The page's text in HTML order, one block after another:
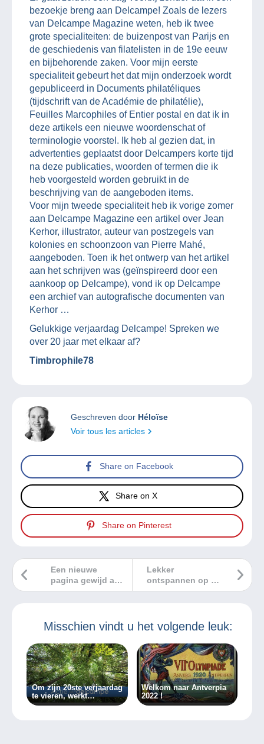
bezoekje breng aan Delcampe! Zoals de lezers
van Delcampe Magazine weten, heb ik twee
grote specialiteiten: de buizenpost van Parijs en
de geschiedenis van filatelisten in de 19e eeuw
en bijbehorende zaken. Voor mijn eerste
specialiteit gebeurt het dat mijn onderzoek wordt
gepubliceerd in Documents philatéliques
(tijdschrift van de Académie de philatélie),
Feuilles Marcophiles of Entier postal en dat ik in
deze artikels een nieuwe woordenschat of
terminologie voorstel. Ik heb al gezien dat, in
advertenties geplaatst door Delcampers korte tijd
na deze publicaties, woorden of termen die ik
heb voorgesteld worden gebruikt in de
beschrijving van de aangeboden items.
Voor mijn tweede specialiteit heb ik vorige zomer
aan Delcampe Magazine een artikel over Jean
Kerhor, illustrator, auteur van postzegels van
kolonies en schoonzoon van Pierre Mahé,
aangeboden. Toen ik het ontwerp van het artikel
aan het schrijven was (geïnspireerd door een
aankoop op Delcampe), vond ik op Delcampe
een archief van autografische documenten van
Kerhor …
Gelukkige verjaardag Delcampe! Spreken we
over 20 jaar met elkaar af?
Timbrophile78
Geschreven door Héloïse
Voir tous les articles
Share on Facebook
Share on X
Share on Pinterest
Lekker
ontspannen op de
Delcamping!
Een nieuwe
pagina gewijd aan
de wereld van de
Misschien vindt u het volgende leuk:
Om zijn 20ste verjaardag
te vieren, werkt
Delcampe samen met
Welkom naar Antverpia
2022 !